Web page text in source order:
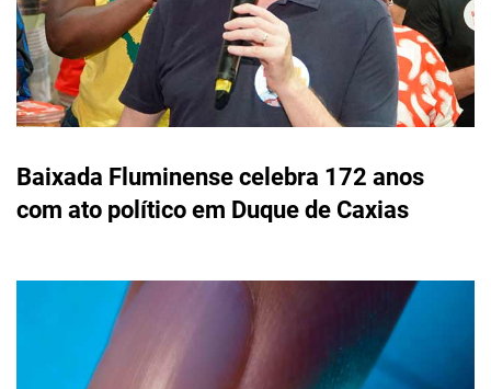
Baixada Fluminense celebra 172 anos
com ato político em Duque de Caxias